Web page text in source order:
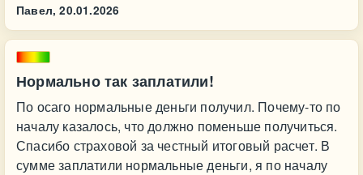
Павел, 20.01.2026
Нормально так заплатили!
По осаго нормальные деньги получил. Почему-то по
началу казалось, что должно поменьше получиться.
Спасибо страховой за честный итоговый расчет. В
сумме заплатили нормальные деньги, я по началу